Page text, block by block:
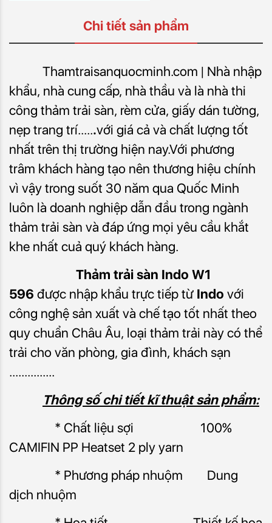
Chi tiết sản phẩm
Thamtraisanquocminh.com | Nhà nhập
khẩu, nhà cung cấp, nhà thầu và là nhà thi
công thảm trải sàn, rèm cửa, giấy dán tường,
nẹp trang trí......với giá cả và chất lượng tốt
nhất trên thị trường hiện nay.Với phương
trâm khách hàng tạo nên thương hiệu chính
vì vậy trong suốt 30 năm qua Quốc Minh
luôn là doanh nghiệp dẫn đầu trong ngành
thảm trải sàn và đáp ứng mọi yêu cầu khắt
khe nhất cuả quý khách hàng.
Thảm trải sàn Indo W1
596 được nhập khẩu trực tiếp từ Indo với
công nghệ sản xuất và chế tạo tốt nhất theo
quy chuẩn Châu Âu, loại thảm trải này có thể
trải cho văn phòng, gia đình, khách sạn
...............
Thông số chi tiết kĩ thuật sản phẩm:
* Chất liệu sợi 100%
CAMIFIN PP Heatset 2 ply yarn
* Phương pháp nhuộm Dung
dịch nhuộm